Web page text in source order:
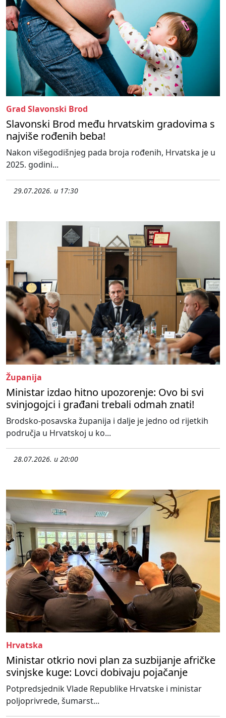
Grad Slavonski Brod
Slavonski Brod među hrvatskim gradovima s
najviše rođenih beba!
Nakon višegodišnjeg pada broja rođenih, Hrvatska je u
2025. godini...
29.07.2026. u 17:30
Županija
Ministar izdao hitno upozorenje: Ovo bi svi
svinjogojci i građani trebali odmah znati!
Brodsko-posavska županija i dalje je jedno od rijetkih
područja u Hrvatskoj u ko...
28.07.2026. u 20:00
Hrvatska
Ministar otkrio novi plan za suzbijanje afričke
svinjske kuge: Lovci dobivaju pojačanje
Potpredsjednik Vlade Republike Hrvatske i ministar
poljoprivrede, šumarst...